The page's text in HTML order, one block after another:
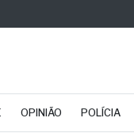
OPINIÃO POLÍCIA